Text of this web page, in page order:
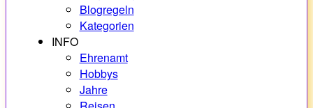
Blogregeln
Kategorien
INFO
Ehrenamt
Hobbys
Jahre